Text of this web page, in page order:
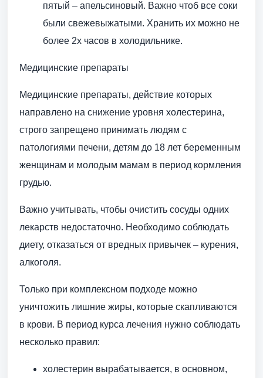
пятый – апельсиновый. Важно чтоб все соки
были свежевыжатыми. Хранить их можно не
более 2х часов в холодильнике.
Медицинские препараты
Медицинские препараты, действие которых
направлено на снижение уровня холестерина,
строго запрещено принимать людям с
патологиями печени, детям до 18 лет беременным
женщинам и молодым мамам в период кормления
грудью.
Важно учитывать, чтобы очистить сосуды одних
лекарств недостаточно. Необходимо соблюдать
диету, отказаться от вредных привычек – курения,
алкоголя.
Только при комплексном подходе можно
уничтожить лишние жиры, которые скапливаются
в крови. В период курса лечения нужно соблюдать
несколько правил:
холестерин вырабатывается, в основном,